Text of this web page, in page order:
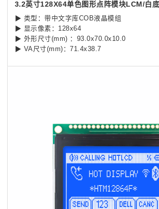
▶ 类型：带中文字库COB液晶模组
▶ 显示像素：128x64
▶ 外形尺寸(mm) ：93.0x70.0x10.0
▶ VA尺寸(mm)：71.4x38.7